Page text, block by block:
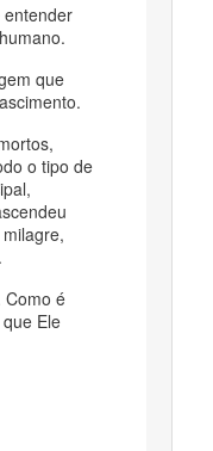
entender
que
o tipo de
Como é
Ele